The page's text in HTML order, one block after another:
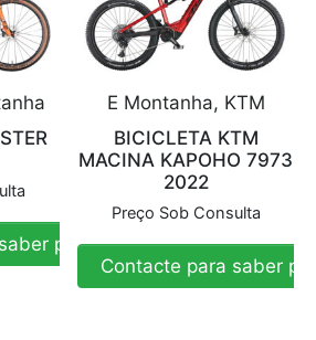
preço
E Montanha, KTM
BICICLETA KTM
MACINA KAPOHO 7973
2022
Preço Sob Consulta
Contacte para saber